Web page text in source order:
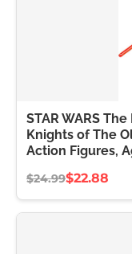
STAR WARS
Knights of The
Action Figures,
$24.99$22.88